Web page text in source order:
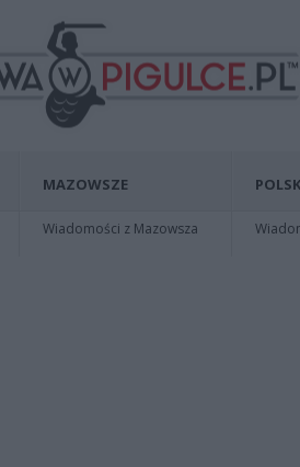
MAZOWSZE
Wiadomości z Mazowsza